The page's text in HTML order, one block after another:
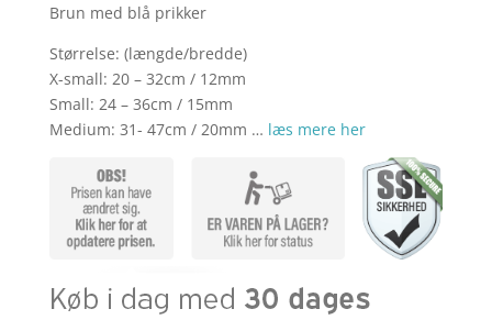
Brun med blå prikker
Størrelse: (længde/bredde)
X-small: 20 – 32cm / 12mm
Small: 24 – 36cm / 15mm
Medium: 31- 47cm / 20mm … læs mere her